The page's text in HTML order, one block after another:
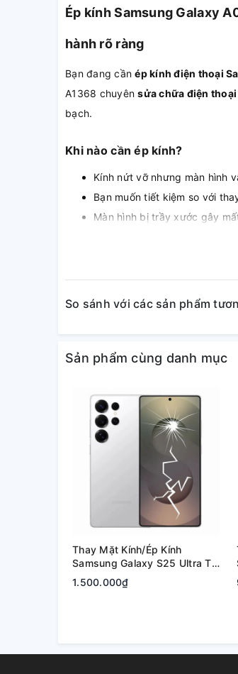
Ép kính Samsung Galaxy
hành rõ ràng
Bạn đang cầnép kính điện thoại
A1368 chuyênsửa chữa điện thoại
bạch.
Khi nào cần ép kính?
Kính nứt vỡ nhưng màn hình
Bạn muốn tiết kiệm so với
Màn hình bị trầy xước gây
So sánh với các sản phẩm
Sản phẩm cùng danh mục
Thay Mặt Kính/Ép Kính
Samsung Galaxy S25 Ultra Tại
Quận 2, Tp. Thủ Đức | Bảo
Hành Rõ Ràng
1.500.000₫